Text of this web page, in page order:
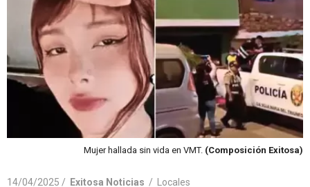
Mujer hallada sin vida en VMT. (Composición Exitosa)
14/04/2025 / Exitosa Noticias / Locales